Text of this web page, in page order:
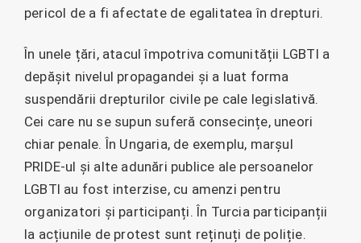
pericol de a fi afectate de egalitatea în drepturi.
În unele țări, atacul împotriva comunității LGBTI a
depășit nivelul propagandei și a luat forma
suspendării drepturilor civile pe cale legislativă.
Cei care nu se supun suferă consecințe, uneori
chiar penale. În Ungaria, de exemplu, marșul
PRIDE-ul și alte adunări publice ale persoanelor
LGBTI au fost interzise, cu amenzi pentru
organizatori și participanți. În Turcia participanții
la acțiunile de protest sunt reținuți de poliție.